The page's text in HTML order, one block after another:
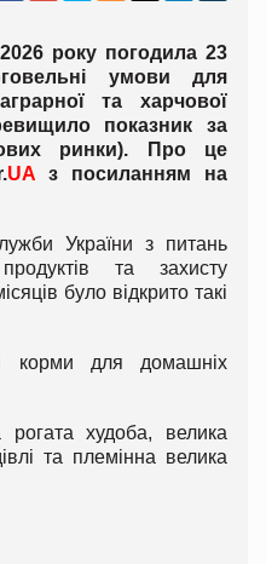
2026 року погодила 23
умови для
та харчової
показник за
ринки). Про це
UA з посиланням на
України з питань
та захисту
було відкрито такі
корми для домашніх
худоба, велика
та племінна велика